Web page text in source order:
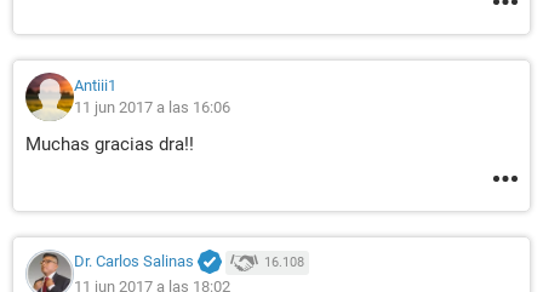
Antiii1
11 jun 2017 a las 16:06
Muchas gracias dra!!
Dr. Carlos Salinas 16.108
11 jun 2017 a las 18:02